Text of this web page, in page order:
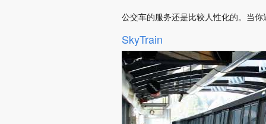
公交车的服务还是比较人性化的。当
SkyTrain